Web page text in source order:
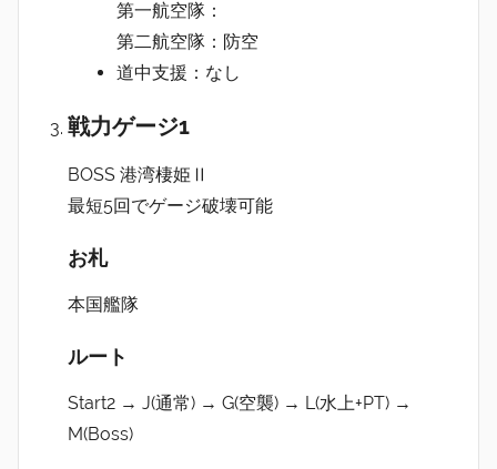
第一航空隊：
第二航空隊：防空
道中支援：なし
戦力ゲージ1
BOSS 港湾棲姫Ⅱ
最短5回でゲージ破壊可能
お札
本国艦隊
ルート
Start2 → J(通常) → G(空襲) → L(水上+PT) →
M(Boss)